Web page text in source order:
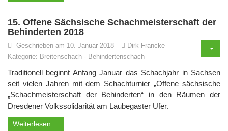
15. Offene Sächsische Schachmeisterschaft der
Behinderten 2018
Geschrieben am 10. Januar 2018
Dirk Francke
Kategorie: Breitenschach - Behindertenschach
Traditionell beginnt Anfang Januar das Schachjahr in Sachsen
seit vielen Jahren mit dem Schachturnier „Offene sächsische
„Schachmeisterschaft der Behinderten“ in den Räumen der
Dresdener Volkssolidarität am Laubegaster Ufer.
Weiterlesen ...